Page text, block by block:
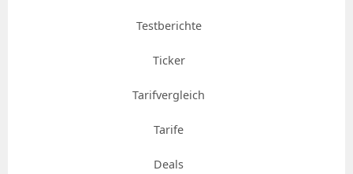
Testberichte
Ticker
Tarifvergleich
Tarife
Deals